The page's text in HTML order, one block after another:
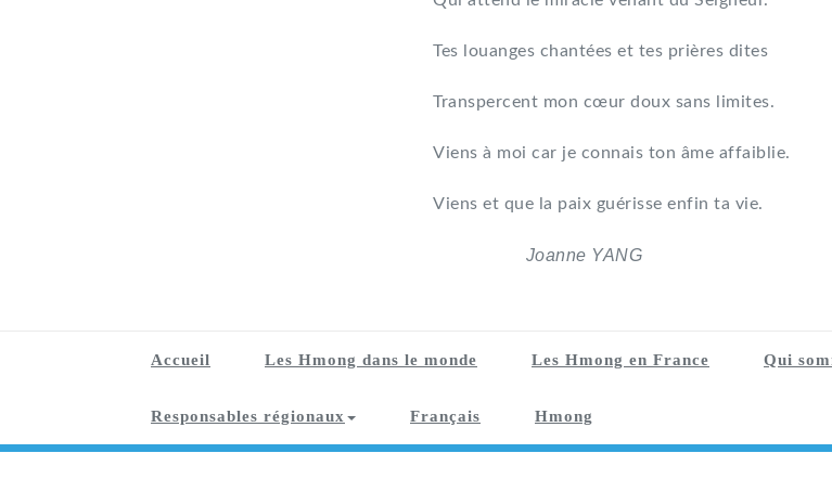
Tes louanges chantées et tes prières dites
Transpercent mon cœur doux sans limites.
Viens à moi car je connais ton âme affaiblie.
Viens et que la paix guérisse enfin ta vie.
Joanne YANG
Accueil Les Hmong dans le monde Les Hmong en France Qui
Responsables régionaux Français Hmong